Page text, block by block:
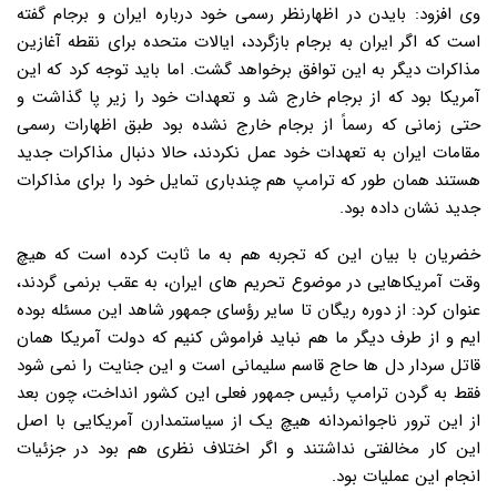
وی افزود: بایدن در اظهارنظر رسمی خود درباره ایران و برجام گفته
است که اگر ایران به برجام بازگردد، ایالات متحده برای نقطه آغازین
مذاکرات دیگر به این توافق برخواهد گشت. اما باید توجه کرد که این
آمریکا بود که از برجام خارج شد و تعهدات خود را زیر پا گذاشت و
حتی زمانی که رسماً از برجام خارج نشده بود طبق اظهارات رسمی
مقامات ایران به تعهدات خود عمل نکردند، حالا دنبال مذاکرات جدید
هستند همان طور که ترامپ هم چندباری تمایل خود را برای مذاکرات
جدید نشان داده بود.
خضریان با بیان این که تجربه هم به ما ثابت کرده است که هیچ
وقت آمریکاهایی در موضوع تحریم های ایران، به عقب برنمی گردند،
عنوان کرد: از دوره ریگان تا سایر رؤسای جمهور شاهد این مسئله بوده
ایم و از طرف دیگر ما هم نباید فراموش کنیم که دولت آمریکا همان
قاتل سردار دل ها حاج قاسم سلیمانی است و این جنایت را نمی شود
فقط به گردن ترامپ رئیس جمهور فعلی این کشور انداخت، چون بعد
از این ترور ناجوانمردانه هیچ یک از سیاستمدارن آمریکایی با اصل
این کار مخالفتی نداشتند و اگر اختلاف نظری هم بود در جزئیات
انجام این عملیات بود.